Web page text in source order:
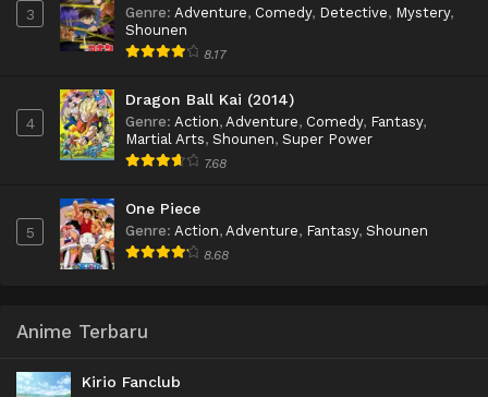
3 Genre: Adventure, Comedy, Detective, Mystery,
Shounen
8.17
4
Dragon Ball Kai (2014)
Genre: Action, Adventure, Comedy, Fantasy,
Martial Arts, Shounen, Super Power
7.68
5
One Piece
Genre: Action, Adventure, Fantasy, Shounen
8.68
Anime Terbaru
Kirio Fanclub